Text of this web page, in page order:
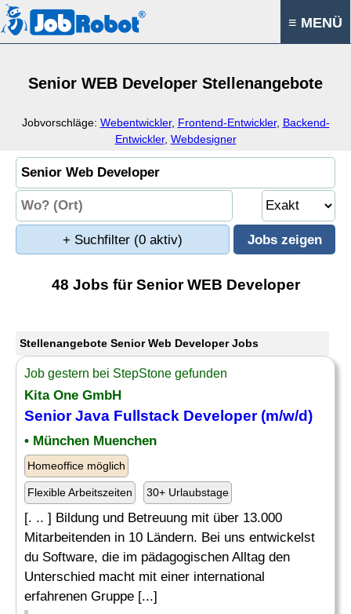
≡ MENÜ
Senior WEB Developer Stellenangebote
Jobvorschläge: Webentwickler, Frontend-Entwickler, Backend-
Entwickler, Webdesigner
+ Suchfilter (0 aktiv)
48 Jobs für Senior WEB Developer
Stellenangebote Senior Web Developer Jobs
Job gestern bei StepStone gefunden
Kita One GmbH
SeniorJava Fullstack Developer(m/w/d)
• München Muenchen
Homeoffice möglich
Flexible Arbeitszeiten 30+ Urlaubstage
[. .. ] Bildung und Betreuung mit über 13.000
Mitarbeitenden in 10 Ländern. Bei uns entwickelst
du Software, die im pädagogischen Alltag den
Unterschied macht mit einer international
erfahrenen Gruppe [...]